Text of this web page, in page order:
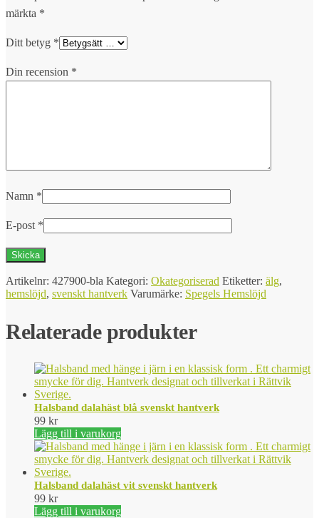
märkta *
Ditt betyg *
Din recension *
Namn *
E-post *
Artikelnr: 427900-bla Kategori: Okategoriserad Etiketter: älg,
hemslöjd, svenskt hantverk Varumärke: Spegels Hemslöjd
Relaterade produkter
Halsband dalahäst blå svenskt hantverk
99 kr
Lägg till i varukorg
Halsband dalahäst vit svenskt hantverk
99 kr
Lägg till i varukorg